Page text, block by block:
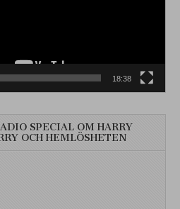
18:38
SPECIAL OM HARRY
OCH HEMLÖSHETEN